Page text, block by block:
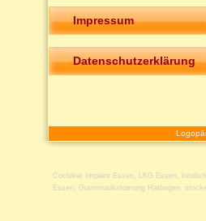
Impressum
Datenschutzerklärung
Cochlear Implant Essen LKG Essen
Essen
Grammatikstoerung Hattingen